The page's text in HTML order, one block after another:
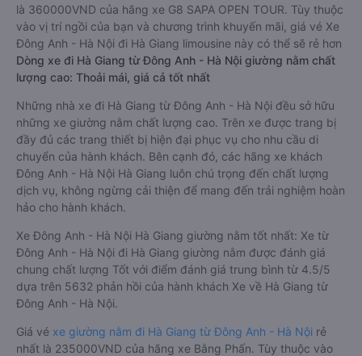
là 360000VND của hãng xe G8 SAPA OPEN TOUR. Tùy thuộc
vào vị trí ngồi của bạn và chương trình khuyến mãi, giá vé Xe
Đông Anh - Hà Nội đi Hà Giang limousine này có thể sẽ rẻ hơn
Dòng xe đi Hà Giang từ Đông Anh - Hà Nội giường nằm chất
lượng cao: Thoải mái, giá cả tốt nhất
Những nhà xe đi Hà Giang từ Đông Anh - Hà Nội đều sở hữu
những xe giường nằm chất lượng cao. Trên xe được trang bị
đầy đủ các trang thiết bị hiện đại phục vụ cho nhu cầu di
chuyển của hành khách. Bên cạnh đó, các hãng xe khách
Đông Anh - Hà Nội Hà Giang luôn chú trọng đến chất lượng
dịch vụ, không ngừng cải thiện để mang đến trải nghiệm hoàn
hảo cho hành khách.
Xe Đông Anh - Hà Nội Hà Giang giường nằm tốt nhất: Xe từ
Đông Anh - Hà Nội đi Hà Giang giường nằm được đánh giá
chung chất lượng Tốt với điểm đánh giá trung bình từ 4.5/5
dựa trên 5632 phản hồi của hành khách Xe về Hà Giang từ
Đông Anh - Hà Nội.
Giá vé xe giường nằm đi Hà Giang từ Đông Anh - Hà Nội rẻ
nhất là 235000VND của hãng xe Bằng Phấn. Tùy thuộc vào